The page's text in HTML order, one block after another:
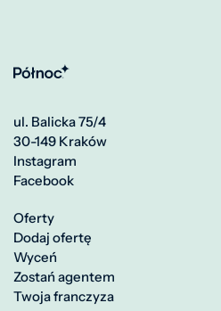
ul. Balicka 75/4
30-149 Kraków
Instagram
Facebook
Oferty
Dodaj ofertę
Wyceń
Zostań agentem
Twoja franczyza